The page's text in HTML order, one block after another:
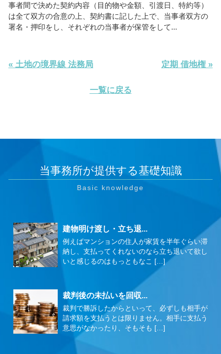
事者間で決めた契約内容（目的物や金額、引渡日、特約等）
は全て双方の合意の上、契約書に記した上で、当事者双方の
署名・押印をし、それぞれの当事者が保管をして...
« 土地の境界線 法務局 定期 借地権 »
一覧に戻る
当事務所が提供する基礎知識
建物明け渡し・立ち退...
例えばマンションの住人が家賃を半年ぐらい滞
納し、支払ってくれないのなら立ち退いて欲し
いと感じるのはもっともなこ […]
裁判後の未払いを回収...
裁判で勝訴したからといって、必ずしも相手が
請求額を支払うとは限りません。相手に支払う
意思がなかったり、そもそも […]